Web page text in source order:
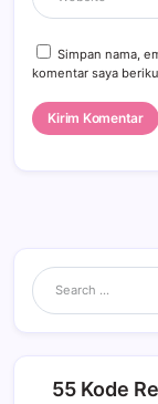
Simpan nama,
komentar saya
55 Kode